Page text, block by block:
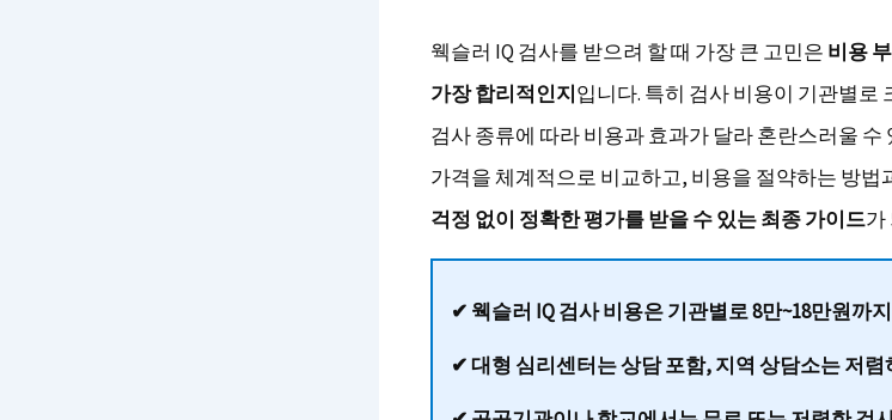
웩슬러 IQ 검사를 받으려 할 때 가장 큰 고민은 비용
가장 합리적인지입니다. 특히 검사 비용이 기관별로
검사 종류에 따라 비용과 효과가 달라 혼란스러울 수
가격을 체계적으로 비교하고, 비용을 절약하는 방법
걱정 없이 정확한 평가를 받을 수 있는 최종 가이드가
✔ 웩슬러 IQ 검사 비용은 기관별로 8만~18만원까
✔ 대형 심리센터는 상담 포함, 지역 상담소는 저